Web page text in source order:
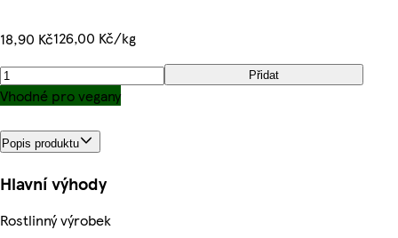
18,90 Kč126,00 Kč/kg
Přidat
Vhodné pro vegany
Popis produktu
Hlavní výhody
Rostlinný výrobek